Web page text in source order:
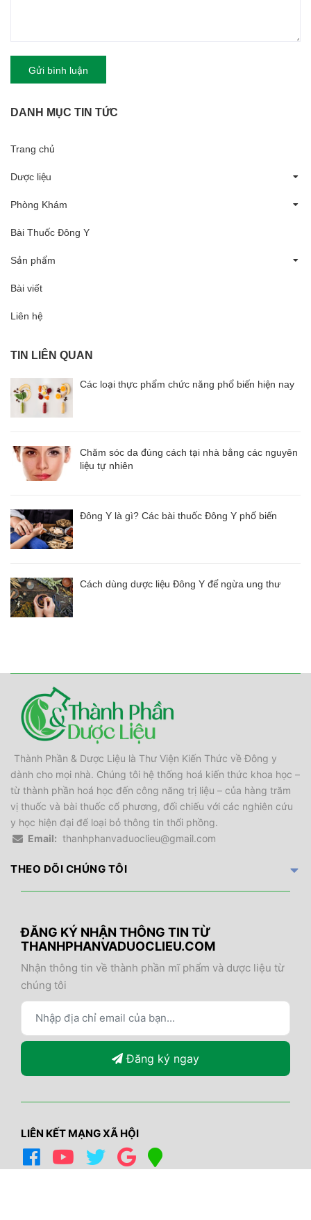
Gửi bình luận
DANH MỤC TIN TỨC
Trang chủ
Dược liệu
Phòng Khám
Bài Thuốc Đông Y
Sản phẩm
Bài viết
Liên hệ
TIN LIÊN QUAN
Các loại thực phẩm chức năng phổ biến hiện nay
Chăm sóc da đúng cách tại nhà bằng các nguyên
liệu tự nhiên
Đông Y là gì? Các bài thuốc Đông Y phổ biến
Cách dùng dược liệu Đông Y để ngừa ung thư
Thành Phần & Dược Liệu là Thư Viện Kiến Thức về Đông y
dành cho mọi nhà. Chúng tôi hệ thống hoá kiến thức khoa học –
từ thành phần hoá học đến công năng trị liệu – của hàng trăm
vị thuốc và bài thuốc cổ phương, đối chiếu với các nghiên cứu
y học hiện đại để loại bỏ thông tin thổi phồng.
Email: thanhphanvaduoclieu@gmail.com
THEO DÕI CHÚNG TÔI
ĐĂNG KÝ NHẬN THÔNG TIN TỪ
THANHPHANVADUOCLIEU.COM
Nhận thông tin về thành phần mĩ phẩm và dược liệu từ
chúng tôi
Đăng ký ngay
LIÊN KẾT MẠNG XÃ HỘI